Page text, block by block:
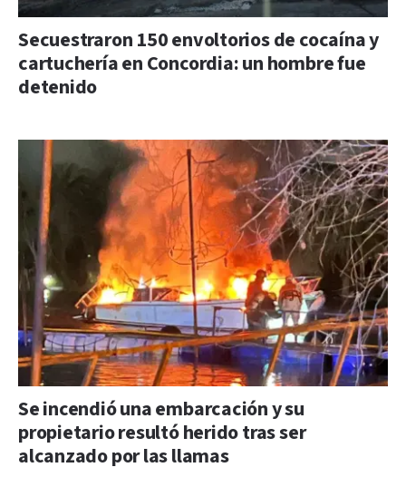
Secuestraron 150 envoltorios de cocaína y
cartuchería en Concordia: un hombre fue
detenido
Se incendió una embarcación y su
propietario resultó herido tras ser
alcanzado por las llamas